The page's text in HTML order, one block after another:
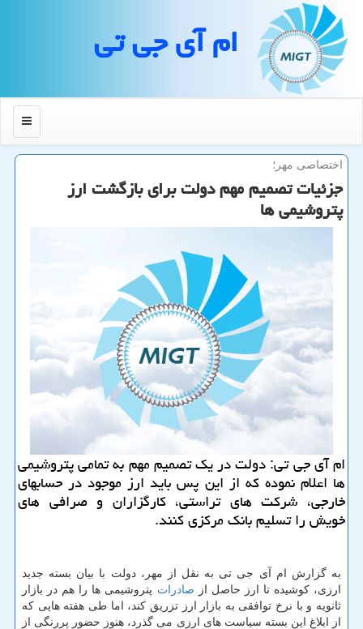
ام آی جی تی
منو
اختصاصی مهر؛
جزئیات تصمیم مهم دولت برای بازگشت ارز
پتروشیمی ها
ام آی جی تی: دولت در یك تصمیم مهم به تمامی پتروشیمی
ها اعلام نموده كه از این پس باید ارز موجود در حسابهای
خارجی، شركت های تراستی، كارگزاران و صرافی های
خویش را تسلیم بانك مركزی كنند.
به گزارش ام آی جی تی به نقل از مهر، دولت با بیان بسته جدید
ارزی، كوشیده تا ارز حاصل از صادرات پتروشیمی ها را هم در بازار
ثانویه و با نرخ توافقی به بازار ارز تزریق كند، اما طی هفته هایی كه
از ابلاغ این بسته سیاست های ارزی می گذرد، هنوز حضور پررنگی از